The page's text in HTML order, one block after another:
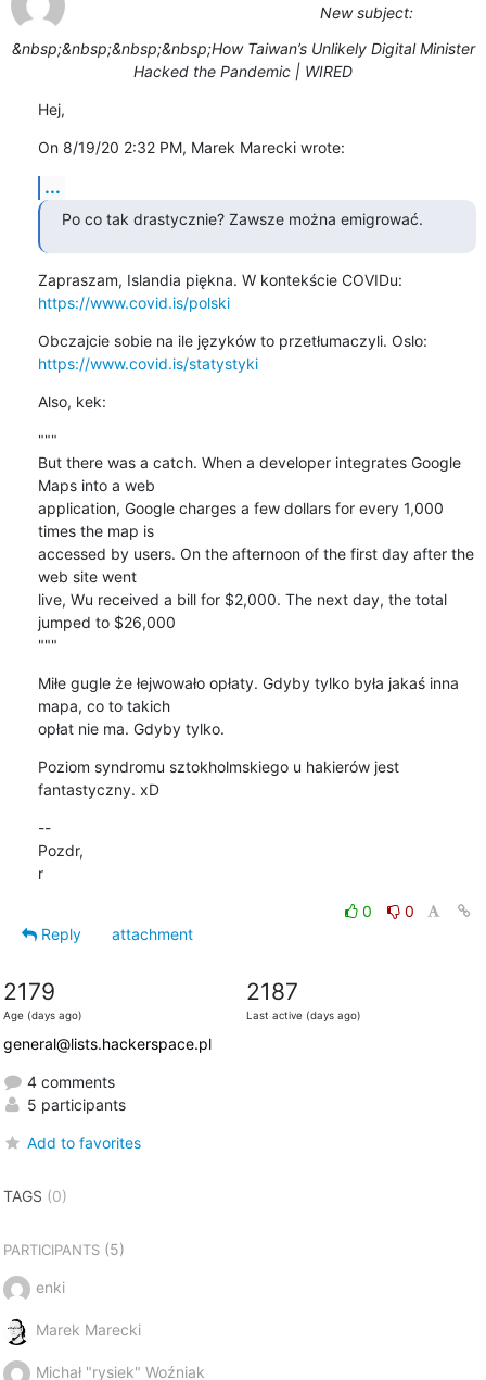
New subject:
&nbsp;&nbsp;&nbsp;&nbsp;How Taiwan’s Unlikely Digital Minister
Hacked the Pandemic | WIRED
Hej,
On 8/19/20 2:32 PM, Marek Marecki wrote:
...
Po co tak drastycznie? Zawsze można emigrować.
https://www.covid.is/polski
https://www.covid.is/statystyki
Also, kek:
"""
But there was a catch. When a developer integrates Google
Maps into a web
application, Google charges a few dollars for every 1,000
times the map is
accessed by users. On the afternoon of the first day after the
web site went
live, Wu received a bill for $2,000. The next day, the total
jumped to $26,000
"""
Miłe gugle że łejwowało opłaty. Gdyby tylko była jakaś inna
mapa, co to takich
opłat nie ma. Gdyby tylko.
Poziom syndromu sztokholmskiego u hakierów jest
fantastyczny. xD
--
Pozdr,
r
0
0
Reply
attachment
2179
Age (days ago)
2187
Last active (days ago)
general@lists.hackerspace.pl
4 comments
5 participants
Add to favorites
TAGS (0)
PARTICIPANTS(5)
enki
Marek Marecki
Michał "rysiek" Woźniak